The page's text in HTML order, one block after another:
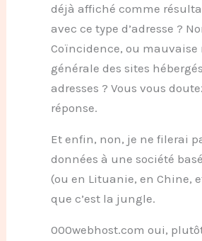
déjà affiché comme
avec ce type d’adresse ?
Coïncidence, ou mauvaise
générale des sites
adresses ? Vous vous
réponse.
Et enfin, non, je ne filerai
données à une société
(ou en Lituanie, en Chine,
que c’est la jungle.
000webhost.com oui,